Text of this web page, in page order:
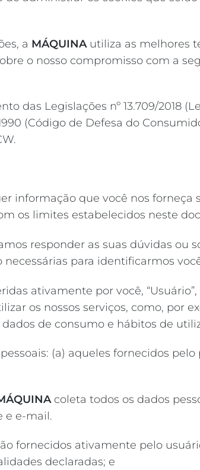
a MÁQUINAutiliza as melhores
o nosso compromisso com a
das Legislações nº 13.709/2018
(Código de Defesa do
informação que você nos
os limites estabelecidos neste
responder as suas dúvidas
necessárias para identificarmos
ativamente por você,
os nossos serviços, como, por
de consumo e hábitos de
(a) aqueles fornecidos
coleta todos os dados
e e-mail.
fornecidos ativamente pelo
declaradas; e